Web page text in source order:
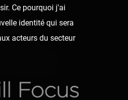
Team
Ce pourquoi j'ai
identité qui sera
acteurs du secteur